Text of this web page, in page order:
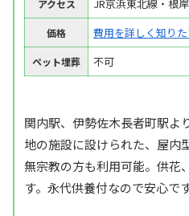
アクセス JR京浜東北線・根
価格 費用を詳しく知り
ペット埋葬 不可
関内駅、伊勢佐木長者町駅よ
地の施設に設けられた、屋内
無宗教の方も利用可能。供花
す。永代供養付なので安心で